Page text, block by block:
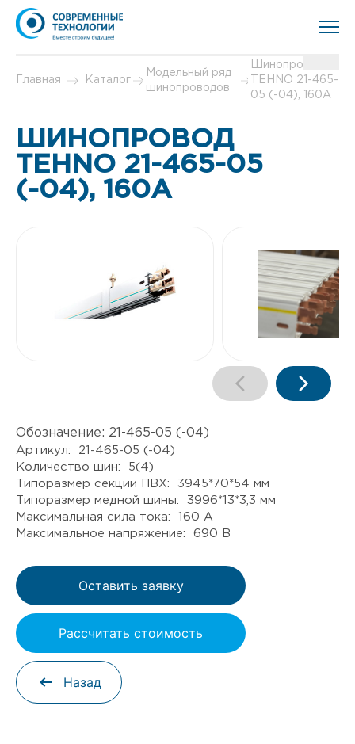
Главная Каталог
Модельный ряд
шинопроводов
Шинопровод
TEHNO 21-465-
05 (-04), 160А
ШИНОПРОВОД
TEHNO 21-465-05
(-04), 160А
Обозначение: 21-465-05 (-04)
Артикул: 21-465-05 (-04)
Количество шин: 5(4)
Типоразмер секции ПВХ: 3945*70*54 мм
Типоразмер медной шины: 3996*13*3,3 мм
Максимальная сила тока: 160 А
Максимальное напряжение: 690 В
Оставить заявку
Рассчитать стоимость
Назад